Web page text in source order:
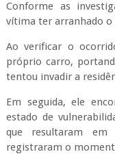
Conforme as
vítima ter arranhado o
Ao verificar o
próprio carro,
tentou invadir a
Em seguida, ele
estado de
que resultaram em
registraram o